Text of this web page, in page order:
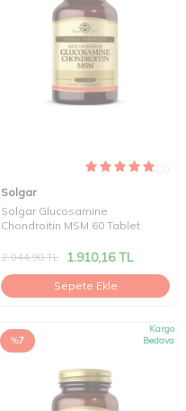
Solgar
Solgar Glucosamine
Chondroitin MSM 60 Tablet
2.044,90TL 1.910,16TL
Sepete Ekle
%7
Kargo
Bedava